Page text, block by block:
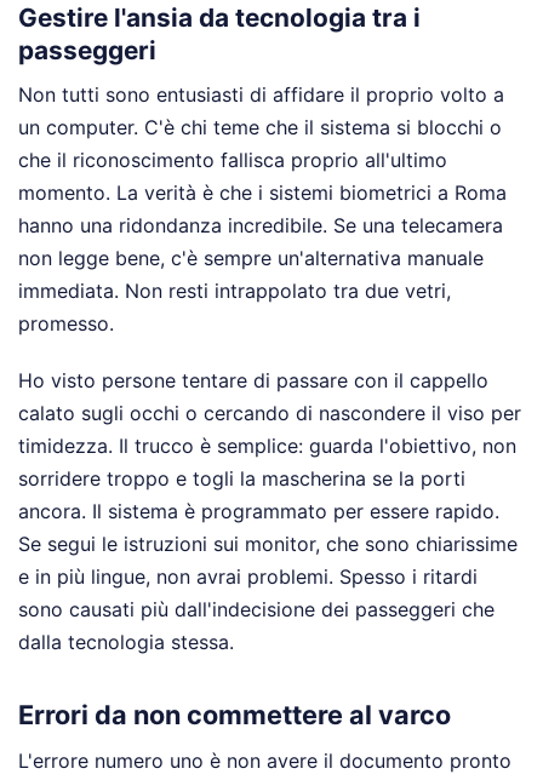
Gestire l'ansia da tecnologia tra i
passeggeri
Non tutti sono entusiasti di affidare il proprio volto a
un computer. C'è chi teme che il sistema si blocchi o
che il riconoscimento fallisca proprio all'ultimo
momento. La verità è che i sistemi biometrici a Roma
hanno una ridondanza incredibile. Se una telecamera
non legge bene, c'è sempre un'alternativa manuale
immediata. Non resti intrappolato tra due vetri,
promesso.
Ho visto persone tentare di passare con il cappello
calato sugli occhi o cercando di nascondere il viso per
timidezza. Il trucco è semplice: guarda l'obiettivo, non
sorridere troppo e togli la mascherina se la porti
ancora. Il sistema è programmato per essere rapido.
Se segui le istruzioni sui monitor, che sono chiarissime
e in più lingue, non avrai problemi. Spesso i ritardi
sono causati più dall'indecisione dei passeggeri che
dalla tecnologia stessa.
Errori da non commettere al varco
L'errore numero uno è non avere il documento pronto